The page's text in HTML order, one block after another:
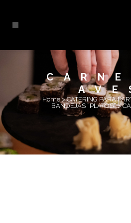
Home>CATERING PARA
BANDEJAS “PLATOS”>